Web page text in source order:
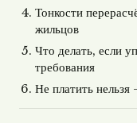
Тонкости
жильцов
Что делать, если
требования
Не платить